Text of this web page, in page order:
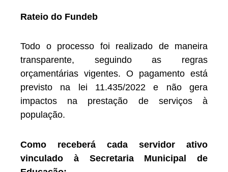
Rateio do Fundeb
Todo o processo foi realizado de maneira
transparente, seguindo as regras
orçamentárias vigentes. O pagamento está
previsto na lei 11.435/2022 e não gera
impactos na prestação de serviços à
população.
Como receberá cada servidor ativo
vinculado à Secretaria Municipal de